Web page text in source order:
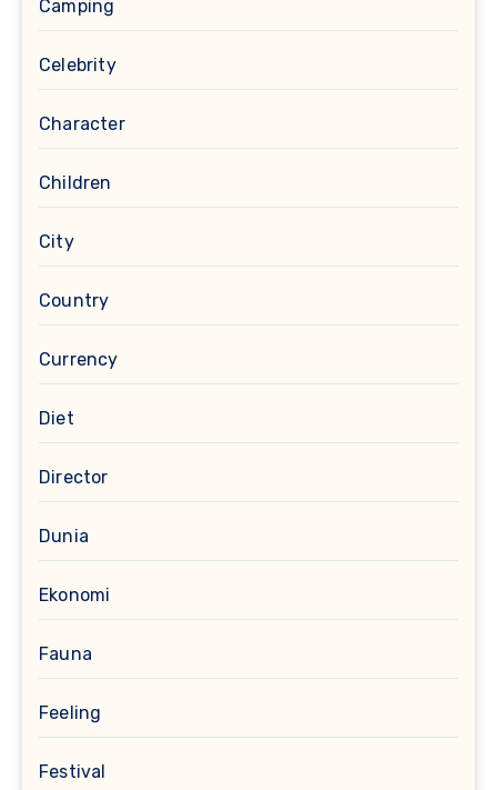
Camping
Celebrity
Character
Children
City
Country
Currency
Diet
Director
Dunia
Ekonomi
Fauna
Feeling
Festival